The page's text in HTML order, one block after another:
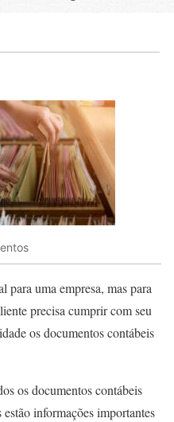
para uma empresa, mas para
precisa cumprir com seu
os documentos contábeis
os documentos contábeis
informações importantes